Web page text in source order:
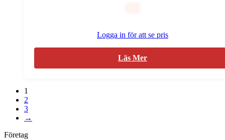
Logga in för att se pris
Läs Mer
1
2
3
→
Företag